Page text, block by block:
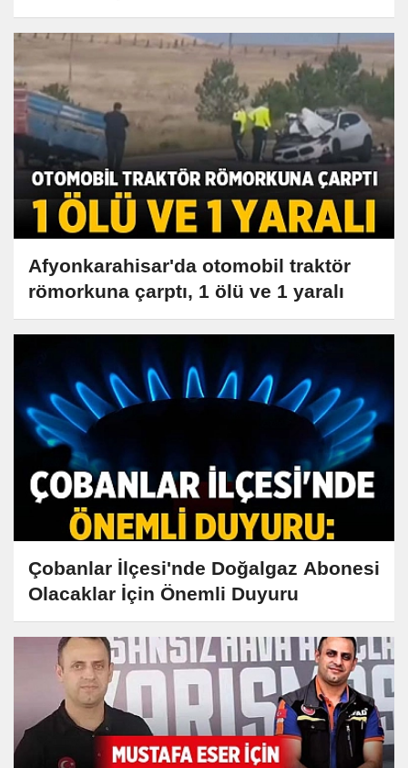
Afyonkarahisarlılarla Buluşuyor!
Afyonkarahisar'da otomobil traktör
römorkuna çarptı, 1 ölü ve 1 yaralı
Çobanlar İlçesi'nde Doğalgaz Abonesi
Olacaklar İçin Önemli Duyuru